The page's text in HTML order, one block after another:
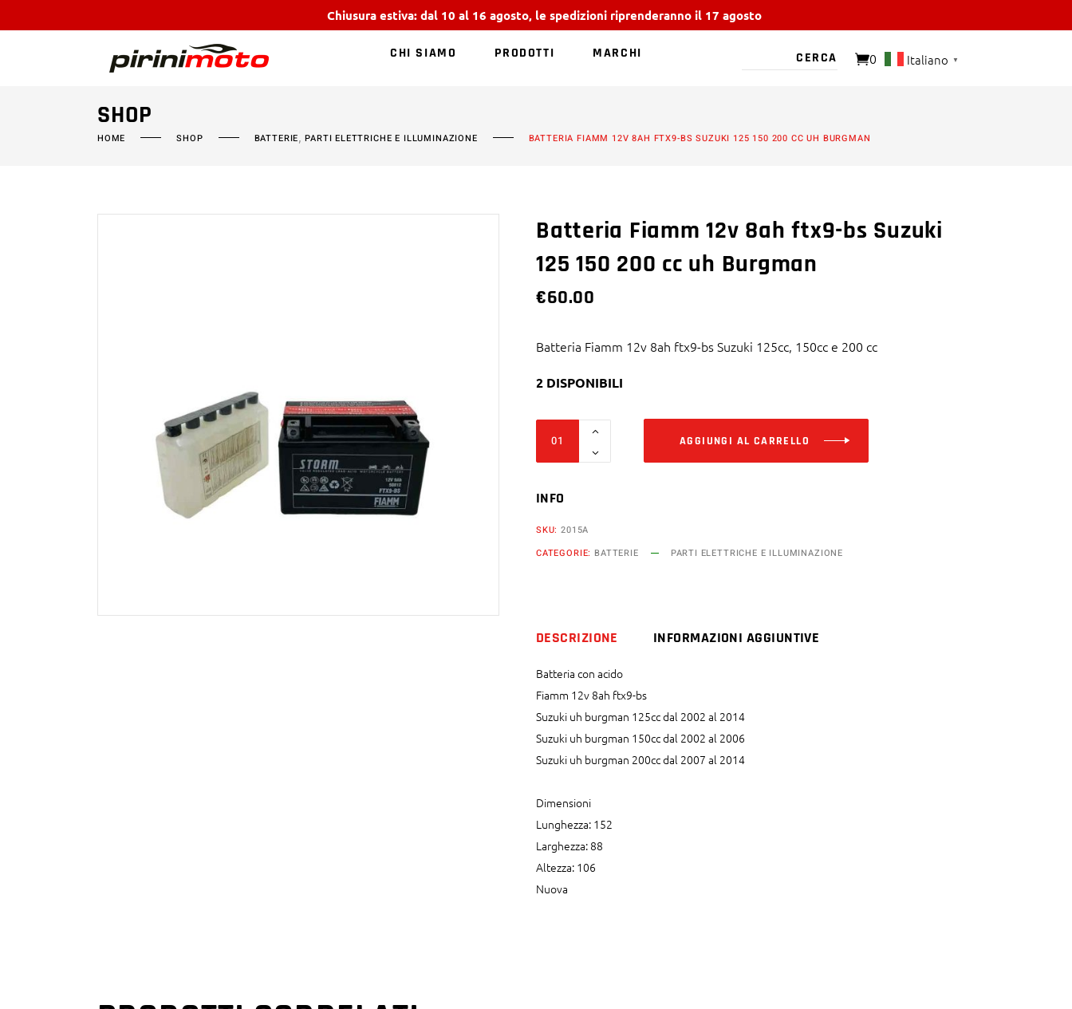
Chiusura estiva: dal 10 al 16 agosto, le spedizioni riprenderanno il 17 agosto
CHI SIAMO PRODOTTI MARCHI 0 Italiano ▼
SHOP
HOME SHOP BATTERIE,PARTI ELETTRICHE E ILLUMINAZIONE BATTERIA FIAMM 12V 8AH FTX9-BS SUZUKI 125 150 200 CC UH BURGMAN
Batteria Fiamm 12v 8ah ftx9-bs Suzuki
125 150 200 cc uh Burgman
€60.00
Batteria Fiamm 12v 8ah ftx9-bs Suzuki 125cc, 150cc e 200 cc
2 DISPONIBILI
Fiamm
8ah
bs
Suzuki
cc
uh
Burgman
quantity
AGGIUNGI AL CARRELLO
INFO
SKU:2015A
CATEGORIE: BATTERIE PARTI ELETTRICHE E ILLUMINAZIONE
DESCRIZIONE INFORMAZIONI AGGIUNTIVE
Batteria con acido
Fiamm 12v 8ah ftx9-bs
Suzuki uh burgman 125cc dal 2002 al 2014
Suzuki uh burgman 150cc dal 2002 al 2006
Suzuki uh burgman 200cc dal 2007 al 2014
Dimensioni
Lunghezza: 152
Larghezza: 88
Altezza: 106
Nuova